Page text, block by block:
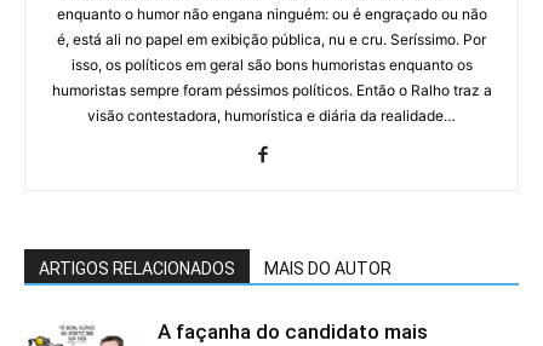
enquanto o humor não engana ninguém: ou é engraçado ou não
é, está ali no papel em exibição pública, nu e cru. Seríssimo. Por
isso, os políticos em geral são bons humoristas enquanto os
humoristas sempre foram péssimos políticos. Então o Ralho traz a
visão contestadora, humorística e diária da realidade…
ARTIGOS RELACIONADOS MAIS DO AUTOR
A façanha do candidato mais